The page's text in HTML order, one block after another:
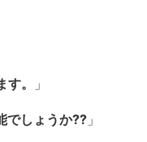
。 」
でしょうか?? 」